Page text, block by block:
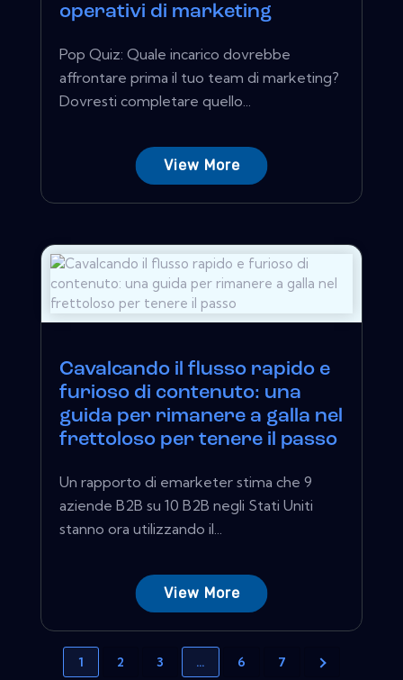
operativi di marketing
Pop Quiz: Quale incarico dovrebbe
affrontare prima il tuo team di marketing?
Dovresti completare quello...
View More
Cavalcando il flusso rapido e
furioso di contenuto: una
guida per rimanere a galla nel
frettoloso per tenere il passo
Un rapporto di emarketer stima che 9
aziende B2B su 10 B2B negli Stati Uniti
stanno ora utilizzando il...
View More
1 2 3 … 6 7